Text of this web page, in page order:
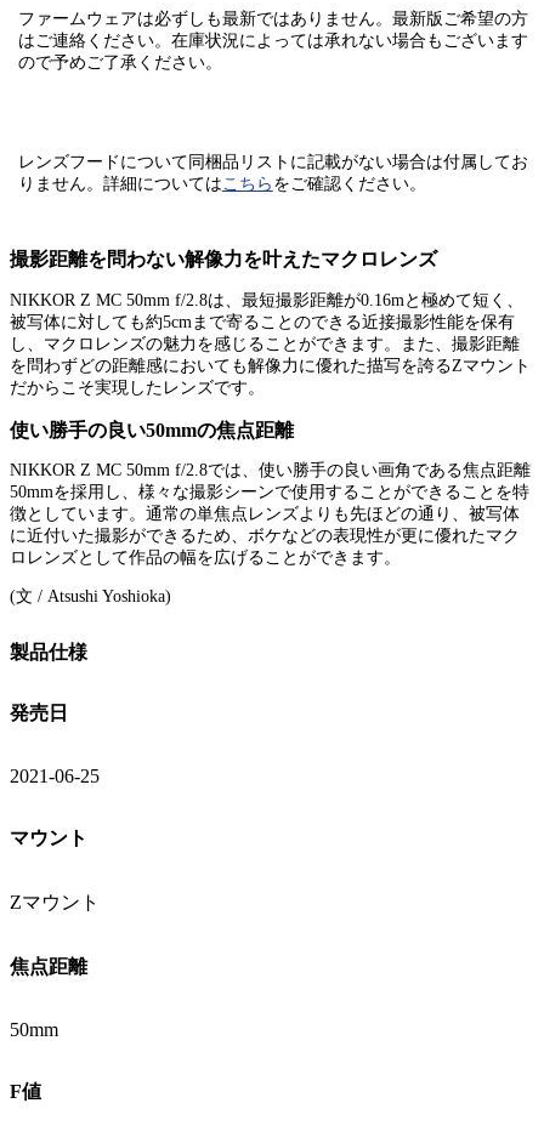
ファームウェアは必ずしも最新ではありません。最新版ご希望の方
はご連絡ください。在庫状況によっては承れない場合もございます
ので予めご了承ください。
レンズフードについて同梱品リストに記載がない場合は付属してお
りません。 詳細についてはこちら をご確認ください。
撮影距離を問わない解像力を叶えたマクロレンズ
NIKKOR Z MC 50mm f/2.8は、最短撮影距離が0.16mと極めて短く、
被写体に対しても約5cmまで寄ることのできる近接撮影性能を保有
し、マクロレンズの魅力を感じることができます。また、撮影距離
を問わずどの距離感においても解像力に優れた描写を誇るZマウント
だからこそ実現したレンズです。
使い勝手の良い50mmの焦点距離
NIKKOR Z MC 50mm f/2.8では、使い勝手の良い画角である焦点距離
50mmを採用し、様々な撮影シーンで使用することができることを特
徴としています。通常の単焦点レンズよりも先ほどの通り、被写体
に近付いた撮影ができるため、ボケなどの表現性が更に優れたマク
ロレンズとして作品の幅を広げることができます。
(文 / Atsushi Yoshioka)
製品仕様
発売日
2021-06-25
マウント
Zマウント
焦点距離
50mm
F値